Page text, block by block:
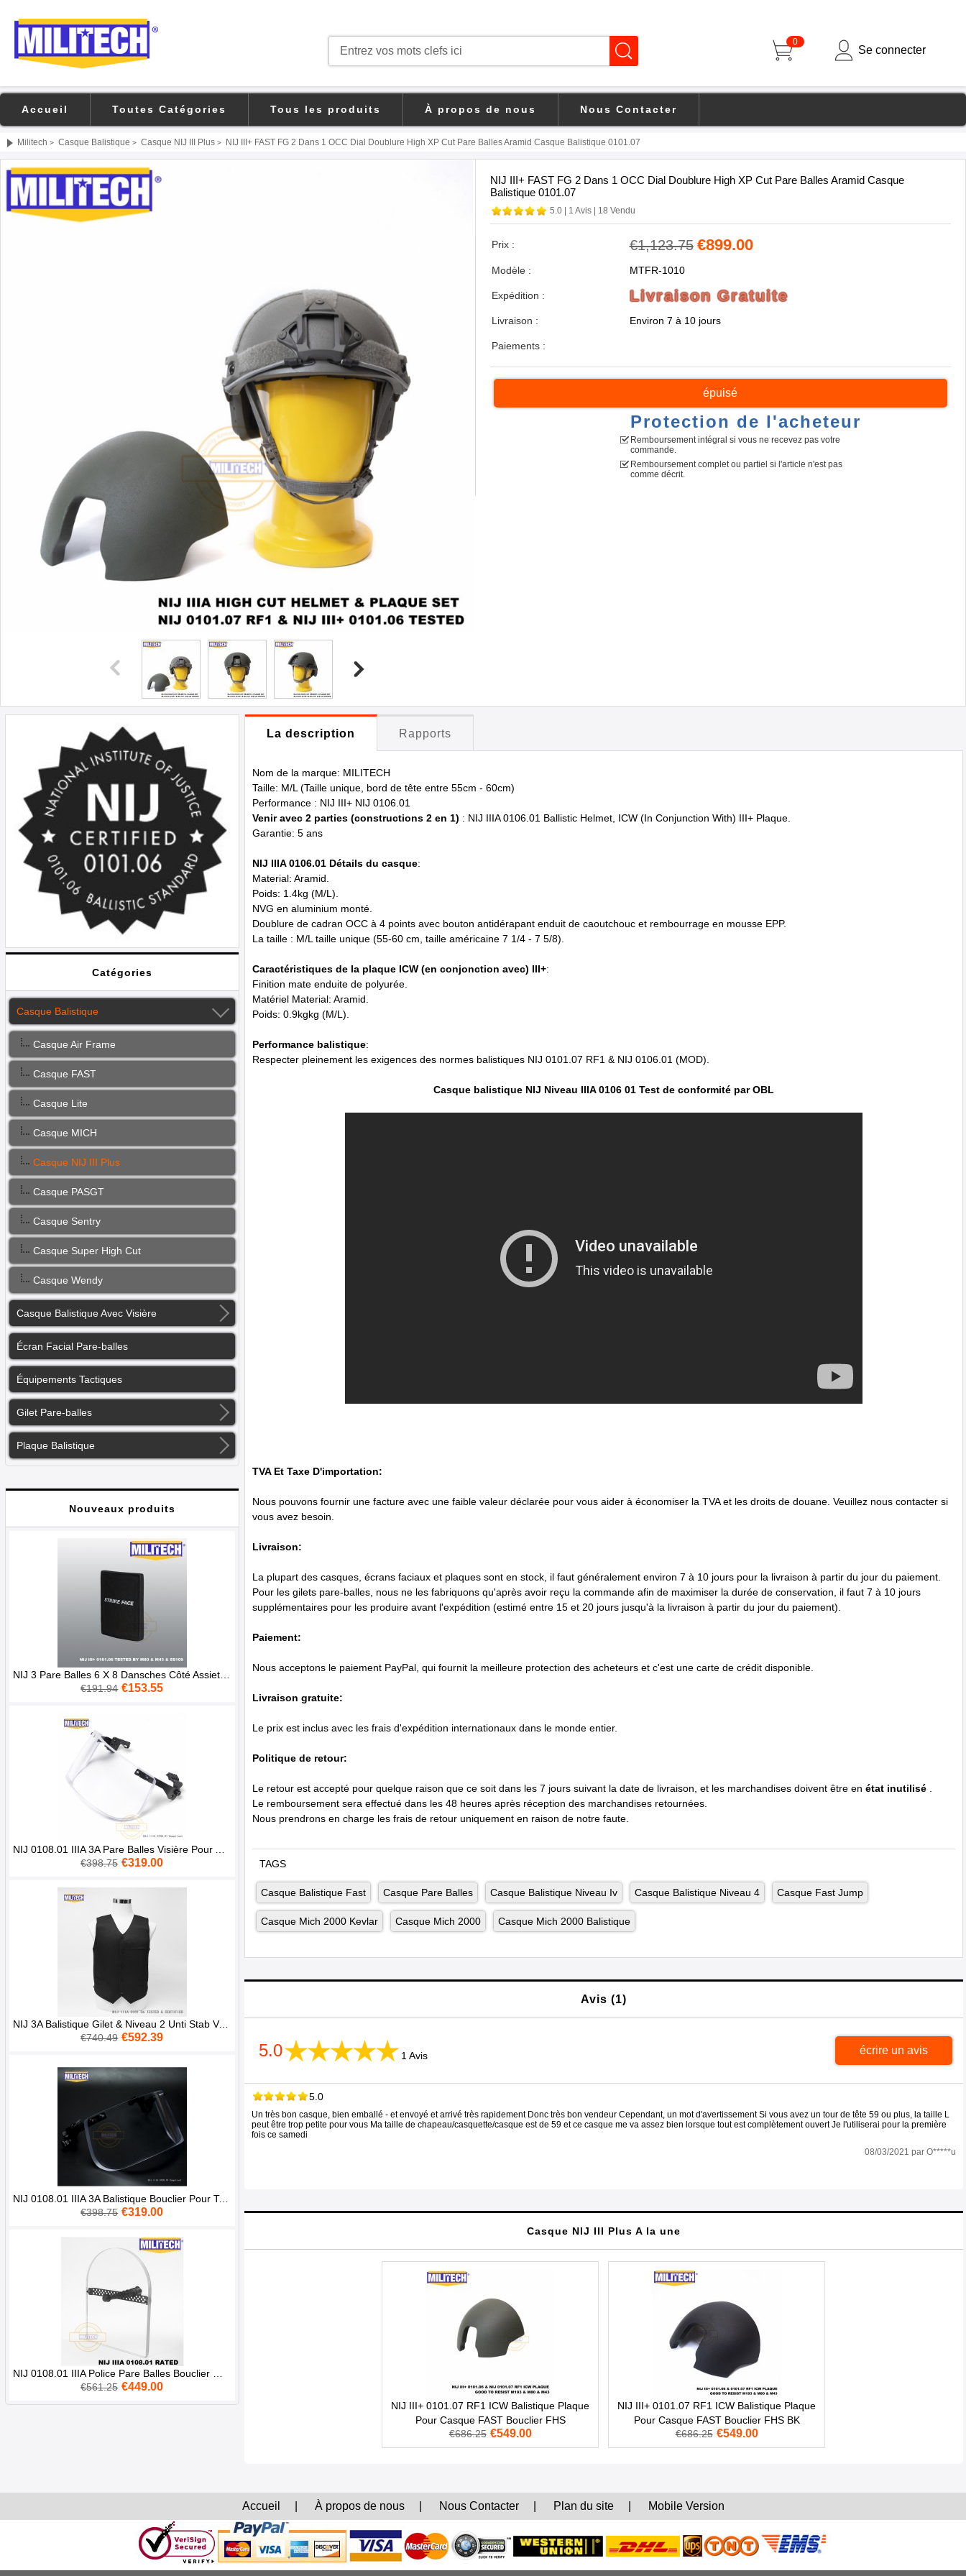
0
Se connecter
Accueil Toutes Catégories Tous les produits À propos de nous Nous Contacter
Militech > Casque Balistique > Casque NIJ III Plus > NIJ III+ FAST FG 2 Dans 1 OCC Dial Doublure High XP Cut Pare Balles Aramid Casque Balistique 0101.07
NIJ III+ FAST FG 2 Dans 1 OCC Dial Doublure High XP Cut Pare Balles Aramid Casque
Balistique 0101.07
5.0| 1 Avis| 18 Vendu
Prix : €1,123.75 €899.00
Modèle : MTFR-1010
Expédition : Livraison Gratuite
Livraison : Environ 7 à 10 jours
Paiements :
épuisé
Protection de l'acheteur
Remboursement intégral si vous ne recevez pas votre
commande.
Remboursement complet ou partiel si l'article n'est pas
comme décrit.
Catégories
Casque Balistique
Casque Air Frame
Casque FAST
Casque Lite
Casque MICH
Casque NIJ III Plus
Casque PASGT
Casque Sentry
Casque Super High Cut
Casque Wendy
Casque Balistique Avec Visière
Écran Facial Pare-balles
Équipements Tactiques
Gilet Pare-balles
Plaque Balistique
Nouveaux produits
NIJ 3 Pare Balles 6 X 8 Dansches Côté Assiette III Stand Alumine Alone Balistique Armure Panneau
€191.94 €153.55
NIJ 0108.01 IIIA 3A Pare Balles Visière Pour ACH FAST Tactique Casque Balistique Masque
€398.75 €319.00
NIJ 3A Balistique Gilet & Niveau 2 Unti Stab Veste Aramid Armure Pare Balles Costume
€740.49 €592.39
NIJ 0108.01 IIIA 3A Balistique Bouclier Pour Tactique Casque Visière
€398.75 €319.00
NIJ 0108.01 IIIA Police Pare Balles Bouclier Main Tenir Balistique
€561.25 €449.00
La description Rapports
Nom de la marque: MILITECH
Taille: M/L (Taille unique, bord de tête entre 55cm - 60cm)
Performance : NIJ III+ NIJ 0106.01
Venir avec 2 parties (constructions 2 en 1) : NIJ IIIA 0106.01 Ballistic Helmet, ICW (In Conjunction With) III+ Plaque.
Garantie: 5 ans
NIJ IIIA 0106.01 Détails du casque:
Material: Aramid.
Poids: 1.4kg (M/L).
NVG en aluminium monté.
Doublure de cadran OCC à 4 points avec bouton antidérapant enduit de caoutchouc et rembourrage en mousse EPP.
La taille : M/L taille unique (55-60 cm, taille américaine 7 1/4 - 7 5/8).
Caractéristiques de la plaque ICW (en conjonction avec) III+:
Finition mate enduite de polyurée.
Matériel Material: Aramid.
Poids: 0.9kgkg (M/L).
Performance balistique:
Respecter pleinement les exigences des normes balistiques NIJ 0101.07 RF1 & NIJ 0106.01 (MOD).
Casque balistique NIJ Niveau IIIA 0106 01 Test de conformité par OBL
TVA Et Taxe D'importation:
Nous pouvons fournir une facture avec une faible valeur déclarée pour vous aider à économiser la TVA et les droits de douane. Veuillez nous contacter si
vous avez besoin.
Livraison:
La plupart des casques, écrans faciaux et plaques sont en stock, il faut généralement environ 7 à 10 jours pour la livraison à partir du jour du paiement.
Pour les gilets pare-balles, nous ne les fabriquons qu'après avoir reçu la commande afin de maximiser la durée de conservation, il faut 7 à 10 jours
supplémentaires pour les produire avant l'expédition (estimé entre 15 et 20 jours jusqu'à la livraison à partir du jour du paiement).
Paiement:
Nous acceptons le paiement PayPal, qui fournit la meilleure protection des acheteurs et c'est une carte de crédit disponible.
Livraison gratuite:
Le prix est inclus avec les frais d'expédition internationaux dans le monde entier.
Politique de retour:
Le retour est accepté pour quelque raison que ce soit dans les 7 jours suivant la date de livraison, et les marchandises doivent être en état inutilisé
Le remboursement sera effectué dans les 48 heures après réception des marchandises retournées.
Nous prendrons en charge les frais de retour uniquement en raison de notre faute.
TAGS
Casque Balistique Fast Casque Pare Balles Casque Balistique Niveau Iv Casque Balistique Niveau 4 Casque Fast Jump
Casque Mich 2000 Kevlar Casque Mich 2000 Casque Mich 2000 Balistique
Avis (1)
5.0 1 Avis écrire un avis
5.0
Un très bon casque, bien emballé - et envoyé et arrivé très rapidement Donc très bon vendeur Cependant, un mot d'avertissement Si vous avez un tour de tête 59 ou plus, la taille L
peut être trop petite pour vous Ma taille de chapeau/casquette/casque est de 59 et ce casque me va assez bien lorsque tout est complètement ouvert Je l'utiliserai pour la première
fois ce samedi
08/03/2021 par O*****u
Casque NIJ III Plus A la une
NIJ III+ 0101.07 RF1 ICW Balistique Plaque
Pour Casque FAST Bouclier FHS
€686.25 €549.00
NIJ III+ 0101.07 RF1 ICW Balistique Plaque
Pour Casque FAST Bouclier FHS BK
€686.25 €549.00
Accueil À propos de nous Nous Contacter Plan du site Mobile Version